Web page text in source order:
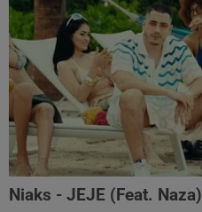
Niaks - JEJE (Feat. Naza)